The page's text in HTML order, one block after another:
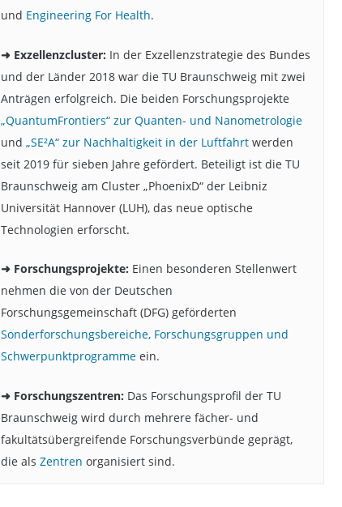
und Engineering For Health.
➜ Exzellenzcluster: In der Exzellenzstrategie des Bundes
und der Länder 2018 war die TU Braunschweig mit zwei
Anträgen erfolgreich. Die beiden Forschungsprojekte
„QuantumFrontiers“ zur Quanten- und Nanometrologie
und„SE²A“ zur Nachhaltigkeit in der Luftfahrt werden
seit 2019 für sieben Jahre gefördert. Beteiligt ist die TU
Braunschweig am Cluster „PhoenixD“ der Leibniz
Universität Hannover (LUH), das neue optische
Technologien erforscht.
➜ Forschungsprojekte: Einen besonderen Stellenwert
nehmen die von der Deutschen
Forschungsgemeinschaft (DFG) geförderten
Sonderforschungsbereiche, Forschungsgruppen und
Schwerpunktprogramme ein.
➜ Forschungszentren: Das Forschungsprofil der TU
Braunschweig wird durch mehrere fächer- und
fakultätsübergreifende Forschungsverbünde geprägt,
die alsZentren organisiert sind.